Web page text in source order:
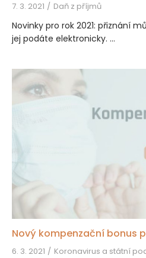
7. 3. 2021 Daň z příjmů
Novinky pro rok 2021: přiznání
jej podáte elektronicky. ...
Nový kompenzační bonus
6. 3. 2021 Koronavirus a státní